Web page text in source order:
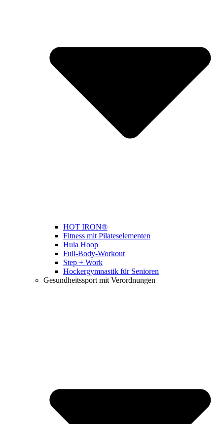
HOT IRON®
Fitness mit Pilateselementen
Hula Hoop
Full-Body-Workout
Step + Work
Hockergymnastik für Senioren
Gesundheitssport mit Verordnungen